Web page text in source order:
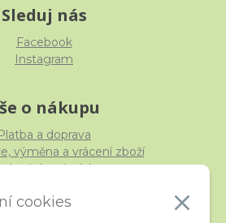
cookies
Sleduj nás
Facebook
Instagram
o nákupu
a doprava
výměna a vrácení zboží
podmínky